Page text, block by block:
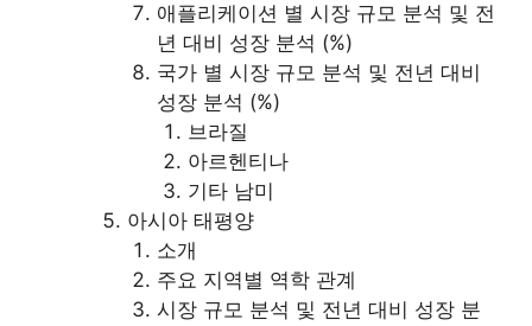
애플리케이션 별 시장 규모 분석 및 전
년 대비 성장 분석 (%)
국가 별 시장 규모 분석 및 전년 대비
성장 분석 (%)
브라질
아르헨티나
기타 남미
아시아 태평양
소개
주요 지역별 역학 관계
시장 규모 분석 및 전년 대비 성장 분